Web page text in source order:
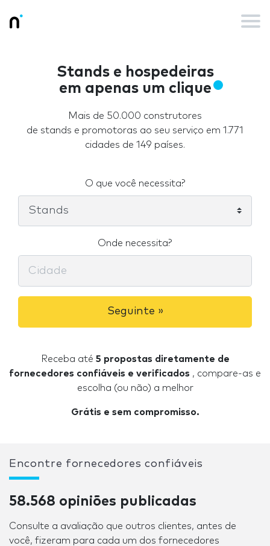
Stands e hospedeiras
em apenas um clique
Mais de 50.000 construtores
de stands e promotoras ao seu serviço em 1.771
cidades de 149 países.
O que você necessita?
Onde necessita?
Seguinte »
Receba até 5 propostas diretamente de
fornecedores confiáveis ​​e verificados , compare-as e
escolha (ou não) a melhor
Grátis e sem compromisso.
Encontre fornecedores confiáveis
58.568 opiniões publicadas
Consulte a avaliação que outros clientes, antes de
você, fizeram para cada um dos fornecedores